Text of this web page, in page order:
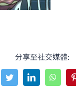
分享至社交媒體:
TwitterLinkedIn